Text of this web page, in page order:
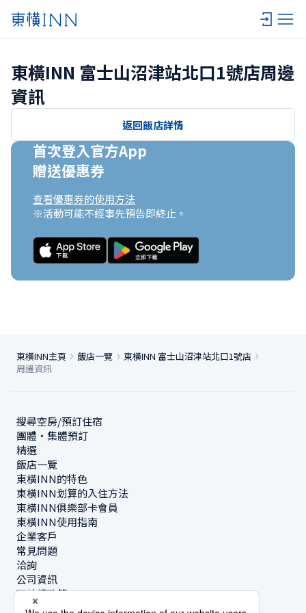
東橫INN 富士山沼津站北口1號店周邊
資訊
返回飯店詳情
首次登入官方App
贈送優惠券
查看優惠券的使用方法
※活動可能不經事先預告即終止。
東橫INN主頁 飯店一覽
東橫INN 富士山沼津站北口1號店
周邊資訊
搜尋空房/預訂住宿
團體・集體預訂
精選
飯店一覽
東橫INN的特色
東橫INN划算的入住方法
東橫INN俱樂部卡會員
東橫INN使用指南
企業客戶
常見問題
洽詢
公司資訊
可持續政策